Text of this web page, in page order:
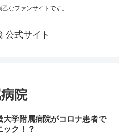
なファンサイトです。
公式サイト
院
大学附属病院がコロナ患者で
ック！？